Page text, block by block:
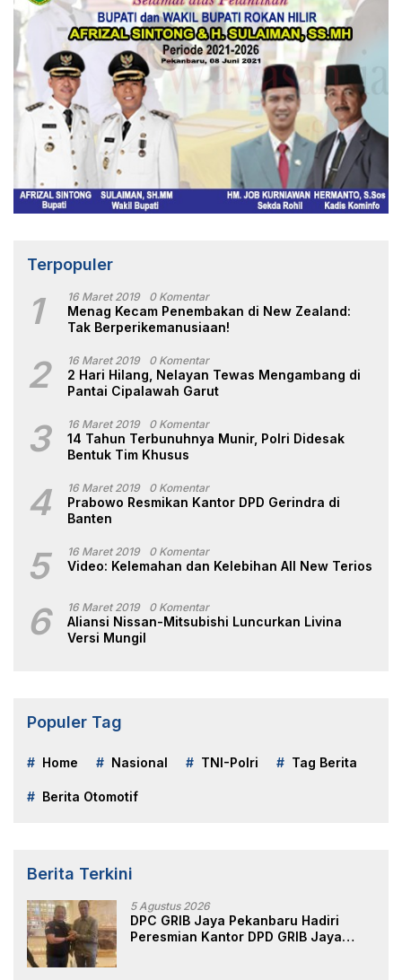
Terpopuler
1 16 Maret 2019 0 Komentar
Menag Kecam Penembakan di New Zealand:
Tak Berperikemanusiaan!
2 16 Maret 2019 0 Komentar
2 Hari Hilang, Nelayan Tewas Mengambang di
Pantai Cipalawah Garut
3 16 Maret 2019 0 Komentar
14 Tahun Terbunuhnya Munir, Polri Didesak
Bentuk Tim Khusus
4 16 Maret 2019 0 Komentar
Prabowo Resmikan Kantor DPD Gerindra di
Banten
5 16 Maret 2019 0 Komentar
Video: Kelemahan dan Kelebihan All New Terios
6 16 Maret 2019 0 Komentar
Aliansi Nissan-Mitsubishi Luncurkan Livina
Versi Mungil
Populer Tag
Home Nasional TNI-Polri Tag Berita
Berita Otomotif
Berita Terkini
5 Agustus 2026
DPC GRIB Jaya Pekanbaru Hadiri
Peresmian Kantor DPD GRIB Jaya